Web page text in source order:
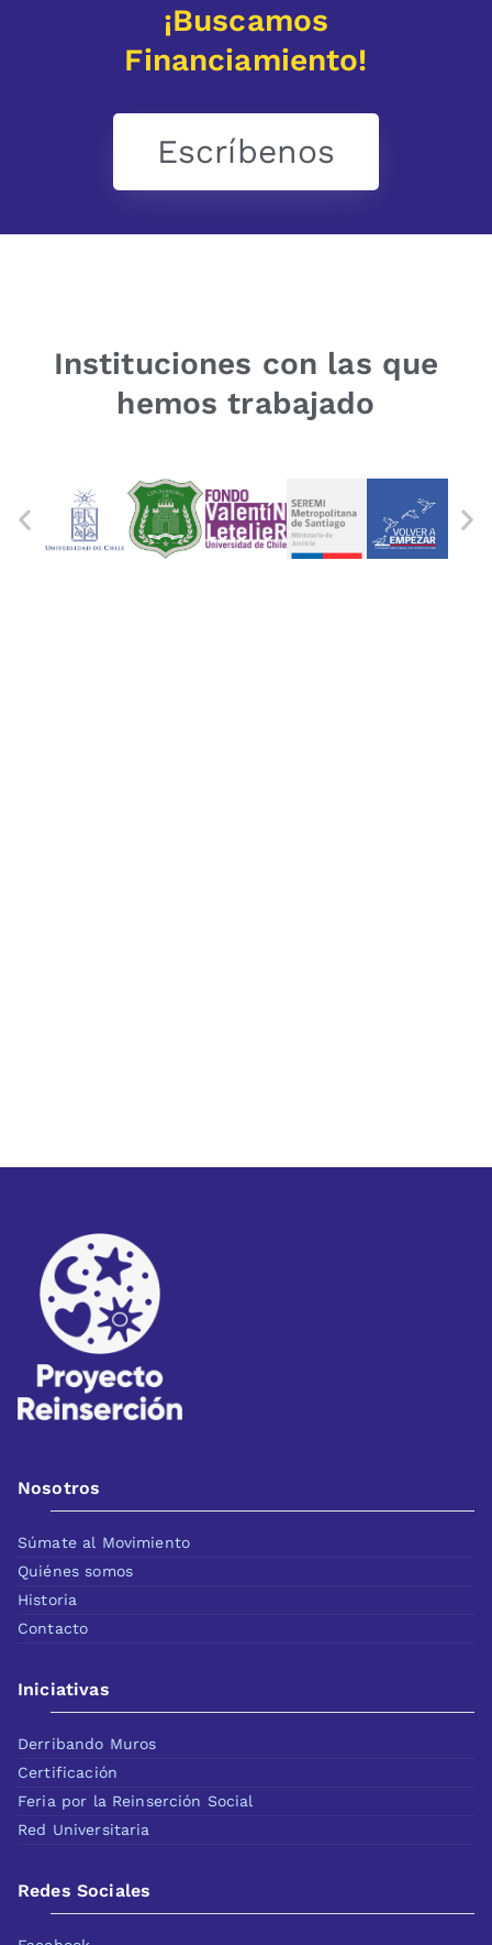
¡Buscamos
Financiamiento!
Escríbenos
Instituciones con las que
hemos trabajado
Nosotros
Súmate al Movimiento
Quiénes somos
Historia
Contacto
Iniciativas
Derribando Muros
Certificación
Feria por la Reinserción Social
Red Universitaria
Redes Sociales